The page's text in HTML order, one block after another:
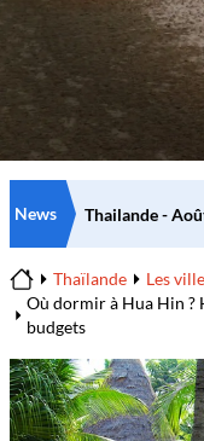
News
Home
Thaïlande Les
Où dormir à Hua Hin ?
budgets